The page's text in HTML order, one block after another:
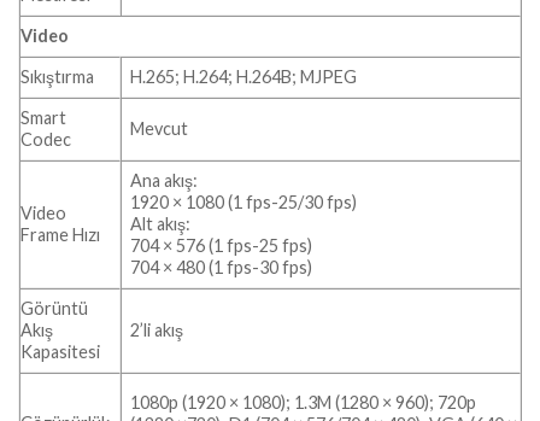
Video
Sıkıştırma
H.265; H.264; H.264B; MJPEG
Smart
Codec
Mevcut
Video
Frame Hızı
Ana akış:
1920 × 1080 (1 fps-25/30 fps)
Alt akış:
704 × 576 (1 fps-25 fps)
704 × 480 (1 fps-30 fps)
Görüntü
Akış
Kapasitesi
2’li akış
1080p (1920 × 1080); 1.3M (1280 × 960); 720p